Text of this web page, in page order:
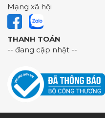
Mạng xã hội
THANH TOÁN
-- đang cập nhật --